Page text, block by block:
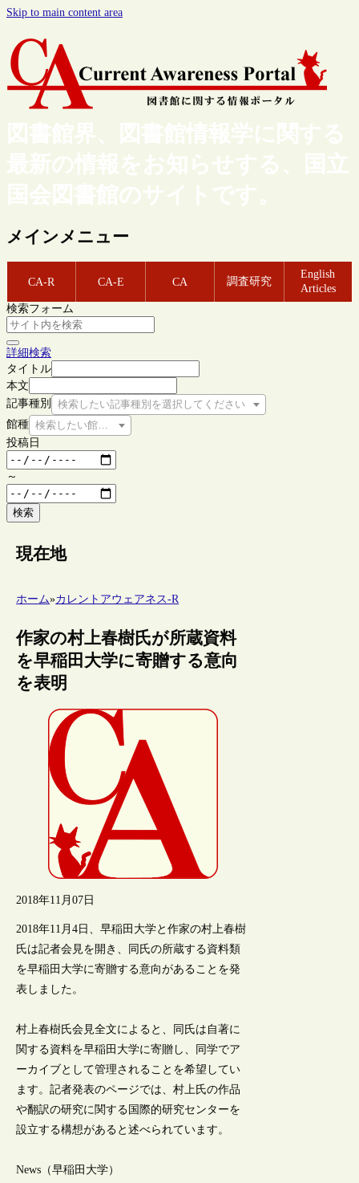
Skip to main content area
図書館界、図書館情報学に関する
最新の情報をお知らせする、国立
国会図書館のサイトです。
メインメニュー
CA-R CA-E CA 調査研究
English
Articles
検索フォーム
詳細検索
タイトル
本文
記事種別
検索したい記事種別を選択してください
館種 検索したい館種を選択してください
投稿日
～
検索
現在地
ホーム»カレントアウェアネス-R
作家の村上春樹氏が所蔵資料
を早稲田大学に寄贈する意向
を表明
2018年11月07日
2018年11月4日、早稲田大学と作家の村上春樹
氏は記者会見を開き、同氏の所蔵する資料類
を早稲田大学に寄贈する意向があることを発
表しました。
村上春樹氏会見全文によると、同氏は自著に
関する資料を早稲田大学に寄贈し、同学でア
ーカイブとして管理されることを希望してい
ます。記者発表のページでは、村上氏の作品
や翻訳の研究に関する国際的研究センターを
設立する構想があると述べられています。
News（早稲田大学）